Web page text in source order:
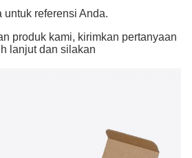
untuk referensi Anda.
produk kami, kirimkan pertanyaan
lanjut dan silakan